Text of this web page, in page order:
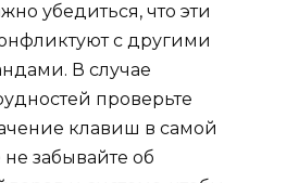
убедиться, что эти
с другими
В случае
проверьте
клавиш в самой
забывайте об